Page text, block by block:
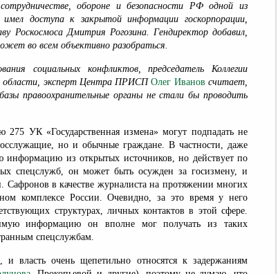
обороне и безопасности РФ одной из
доступа к закрытой информации госкорпорации,
Роскосмоса Дмитрия Рогозина. Гендиректор добавил,
во всем объективно разобраться.
социальных конфликтов, председатель Коллегии
области, эксперт Центра ПРИСПОлег Иванов считает,
правоохранительные органы не стали бы проводить
275 УК «Государственная измена» могут подпадать не
но и обычные граждане. В частности, даже
информацию из открытых источников, но действует по
спецслужб, он может быть осужден за госизмену, и
Сафронов в качестве журналиста на протяжении многих
комплексе России. Очевидно, за это время у него
структурах, личных контактов в этой сфере.
информацию он вполне мог получать из таких
спецслужбам.
власть очень щепетильно относятся к задержаниям